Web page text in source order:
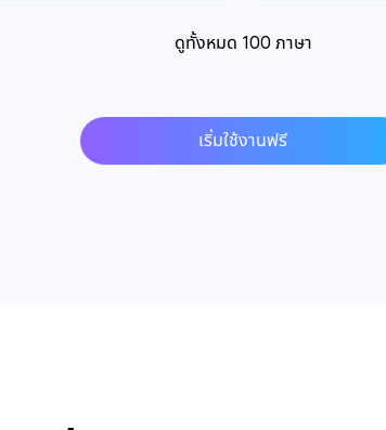
ดูทั้งหมด 100 ภาษา
เริ่มใช้งานฟรี